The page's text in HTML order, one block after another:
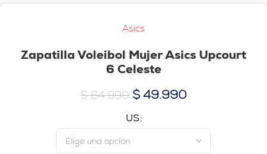
Asics
Zapatilla Voleibol Mujer Asics Upcourt
6 Celeste
$64.990 $ 49.990
US